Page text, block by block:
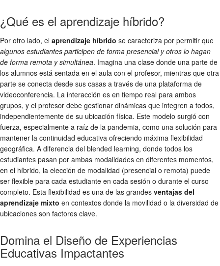
¿Qué es el aprendizaje híbrido?
Por otro lado, el aprendizaje híbrido se caracteriza por permitir que
algunos estudiantes participen de forma presencial y otros lo hagan
de forma remota y simultánea. Imagina una clase donde una parte de
los alumnos está sentada en el aula con el profesor, mientras que otra
parte se conecta desde sus casas a través de una plataforma de
videoconferencia. La interacción es en tiempo real para ambos
grupos, y el profesor debe gestionar dinámicas que integren a todos,
independientemente de su ubicación física. Este modelo surgió con
fuerza, especialmente a raíz de la pandemia, como una solución para
mantener la continuidad educativa ofreciendo máxima flexibilidad
geográfica. A diferencia del blended learning, donde todos los
estudiantes pasan por ambas modalidades en diferentes momentos,
en el híbrido, la elección de modalidad (presencial o remota) puede
ser flexible para cada estudiante en cada sesión o durante el curso
completo. Esta flexibilidad es una de las grandes ventajas del
aprendizaje mixto en contextos donde la movilidad o la diversidad de
ubicaciones son factores clave.
Domina el Diseño de Experiencias
Educativas Impactantes